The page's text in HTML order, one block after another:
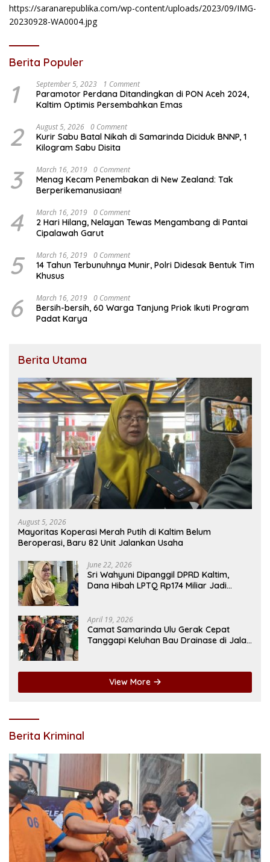
https://saranarepublika.com/wp-content/uploads/2023/09/IMG-
20230928-WA0004.jpg
Berita Populer
1 September 5, 2023 1 Comment
Paramotor Perdana Ditandingkan di PON Aceh 2024,
Kaltim Optimis Persembahkan Emas
2 August 5, 2026 0 Comment
Kurir Sabu Batal Nikah di Samarinda Diciduk BNNP, 1
Kilogram Sabu Disita
3 March 16, 2019 0 Comment
Menag Kecam Penembakan di New Zealand: Tak
Berperikemanusiaan!
4 March 16, 2019 0 Comment
2 Hari Hilang, Nelayan Tewas Mengambang di Pantai
Cipalawah Garut
5 March 16, 2019 0 Comment
14 Tahun Terbunuhnya Munir, Polri Didesak Bentuk Tim
Khusus
6 March 16, 2019 0 Comment
Bersih-bersih, 60 Warga Tanjung Priok Ikuti Program
Padat Karya
Berita Utama
August 5, 2026
Mayoritas Koperasi Merah Putih di Kaltim Belum
Beroperasi, Baru 82 Unit Jalankan Usaha
June 22, 2026
Sri Wahyuni Dipanggil DPRD Kaltim,
Dana Hibah LPTQ Rp174 Miliar Jadi
April 19, 2026
Camat Samarinda Ulu Gerak Cepat
Tanggapi Keluhan Bau Drainase di Jalan
View More
Berita Kriminal